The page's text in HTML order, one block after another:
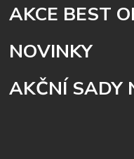
AKCE BEST
NOVINKY
AKČNÍ SADY